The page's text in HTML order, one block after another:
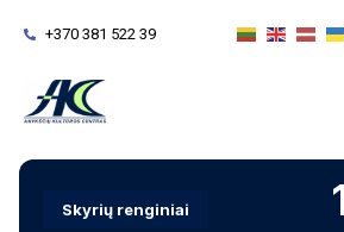
+370 381 522 39
Skyrių renginiai